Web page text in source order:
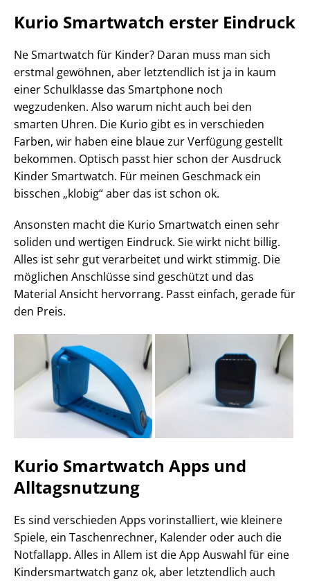
Kurio Smartwatch erster Eindruck
Ne Smartwatch für Kinder? Daran muss man sich
erstmal gewöhnen, aber letztendlich ist ja in kaum
einer Schulklasse das Smartphone noch
wegzudenken. Also warum nicht auch bei den
smarten Uhren. Die Kurio gibt es in verschieden
Farben, wir haben eine blaue zur Verfügung gestellt
bekommen. Optisch passt hier schon der Ausdruck
Kinder Smartwatch. Für meinen Geschmack ein
bisschen „klobig“ aber das ist schon ok.
Ansonsten macht die Kurio Smartwatch einen sehr
soliden und wertigen Eindruck. Sie wirkt nicht billig.
Alles ist sehr gut verarbeitet und wirkt stimmig. Die
möglichen Anschlüsse sind geschützt und das
Material Ansicht hervorrang. Passt einfach, gerade für
den Preis.
Kurio Smartwatch Apps und
Alltagsnutzung
Es sind verschieden Apps vorinstalliert, wie kleinere
Spiele, ein Taschenrechner, Kalender oder auch die
Notfallapp. Alles in Allem ist die App Auswahl für eine
Kindersmartwatch ganz ok, aber letztendlich auch